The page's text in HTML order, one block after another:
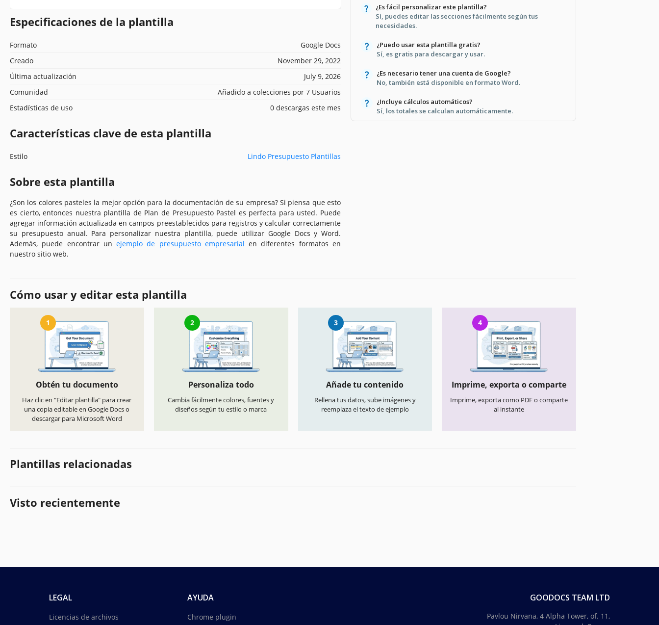
Especificaciones de la plantilla
Formato
Google Docs
Creado
November 29, 2022
Última actualización
July 9, 2026
Comunidad
Añadido a colecciones por 7 Usuarios
Estadísticas de uso
0 descargas este mes
Características clave de esta plantilla
Estilo Lindo Presupuesto Plantillas
Sobre esta plantilla
¿Son los colores pasteles la mejor opción para la documentación de su empresa? Si piensa que esto
es cierto, entonces nuestra plantilla de Plan de Presupuesto Pastel es perfecta para usted. Puede
agregar información actualizada en campos preestablecidos para registros y calcular correctamente
su presupuesto anual. Para personalizar nuestra plantilla, puede utilizar Google Docs y Word.
Además, puede encontrar unejemplo de presupuesto empresarial en diferentes formatos en
nuestro sitio web.
¿Es fácil personalizar este plantilla?
Sí, puedes editar las secciones fácilmente según tus
necesidades.
¿Puedo usar esta plantilla gratis?
Sí, es gratis para descargar y usar.
¿Es necesario tener una cuenta de Google?
No, también está disponible en formato Word.
¿Incluye cálculos automáticos?
Sí, los totales se calculan automáticamente.
Cómo usar y editar esta plantilla
1
Obtén tu documento
Haz clic en "Editar plantilla" para crear
una copia editable en Google Docs o
descargar para Microsoft Word
2
Personaliza todo
Cambia fácilmente colores, fuentes y
diseños según tu estilo o marca
3
Añade tu contenido
Rellena tus datos, sube imágenes y
reemplaza el texto de ejemplo
4
Imprime, exporta o comparte
Imprime, exporta como PDF o comparte
al instante
Plantillas relacionadas
Visto recientemente
LEGAL
Licencias de archivos
AYUDA
Chrome plugin
GOODOCS TEAM LTD
Pavlou Nirvana, 4 Alpha Tower, of. 11,